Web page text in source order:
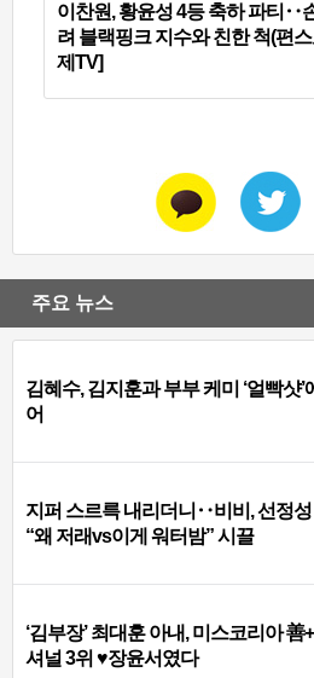
이찬원, 황윤성 4등 축하 파티‥
려 블랙핑크 지수와 친한 척(편
제TV]
주요 뉴스
김혜수, 김지훈과 부부 케미 ‘얼빡샷’
어
지퍼 스르륵 내리더니‥비비, 선정
“왜 저래vs이게 워터밤” 시끌
‘김부장’ 최대훈 아내, 미스코리아 善
셔널 3위 ♥장윤서였다